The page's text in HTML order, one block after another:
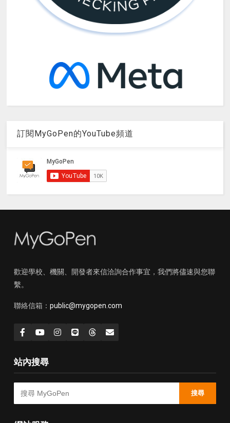
訂閱MyGoPen的YouTube頻道
歡迎學校、機關、開發者來信洽詢合作事宜，我們將儘速與您聯
繫。
聯絡信箱： public@mygopen.com
站內搜尋
搜尋